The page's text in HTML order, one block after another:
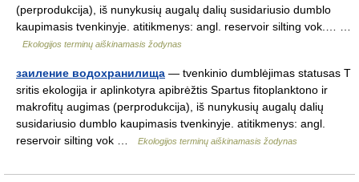
(perprodukcija), iš nunykusių augalų dalių susidariusio dumblo
kaupimasis tvenkinyje. atitikmenys: angl. reservoir silting vok.… …
Ekologijos terminų aiškinamasis žodynas
заиление водохранилища — tvenkinio dumblėjimas statusas T
sritis ekologija ir aplinkotyra apibrėžtis Spartus fitoplanktono ir
makrofitų augimas (perprodukcija), iš nunykusių augalų dalių
susidariusio dumblo kaupimasis tvenkinyje. atitikmenys: angl.
reservoir silting vok …
Ekologijos terminų aiškinamasis žodynas